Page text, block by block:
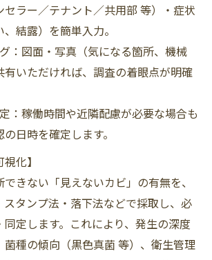
ラー／テナント／共用部 等）・症状
、結露）を簡単入力。
：図面・写真（気になる箇所、機械
有いただければ、調査の着眼点が明確
：稼働時間や近隣配慮が必要な場合も
日時を確定します。
化】
きない「見えないカビ」の有無を、
スタンプ法・落下法などで採取し、必
定します。これにより、発生の深度
菌種の傾向（黒色真菌 等）、衛生管理